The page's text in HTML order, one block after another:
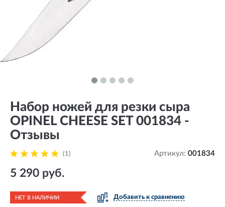
Набор ножей для резки сыра
OPINEL CHEESE SET 001834 -
Отзывы
(1) Артикул: 001834
5 290 руб.
НЕТ В НАЛИЧИИ Добавить к сравнению